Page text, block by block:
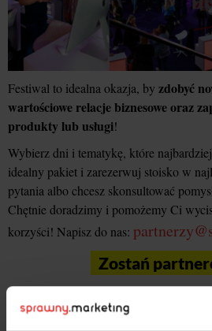
Festiwal to idealna okazja, by zdobyć
wartościowe relacje biznesowe oraz
produkty lub usługi!
Wybierz dni i tematykę, które
idealny pakiet i zarezerwuj stoisko w
pytania albo chcesz skonsultować
Chętnie doradzimy i pomożemy Ci
korzyści! Napisz do nas:
Zostań